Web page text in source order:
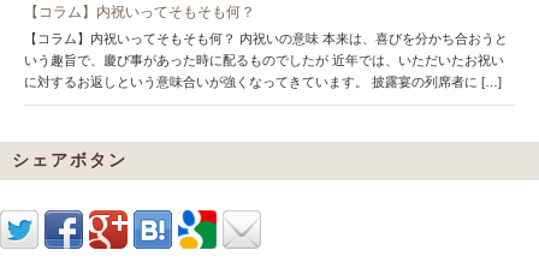
【コラム】内祝いってそもそも何？
【コラム】内祝いってそもそも何？ 内祝いの意味 本来は、喜びを分かち合おうと
いう趣旨で、慶び事があった時に配るものでしたが 近年では、いただいたお祝い
に対するお返しという意味合いが強くなってきています。 披露宴の列席者に […]
シェアボタン